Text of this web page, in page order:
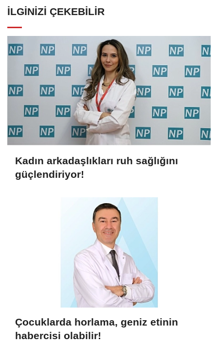
İLGINIZI ÇEKEBILIR
Kadın arkadaşlıkları ruh sağlığını
güçlendiriyor!
Çocuklarda horlama, geniz etinin
habercisi olabilir!